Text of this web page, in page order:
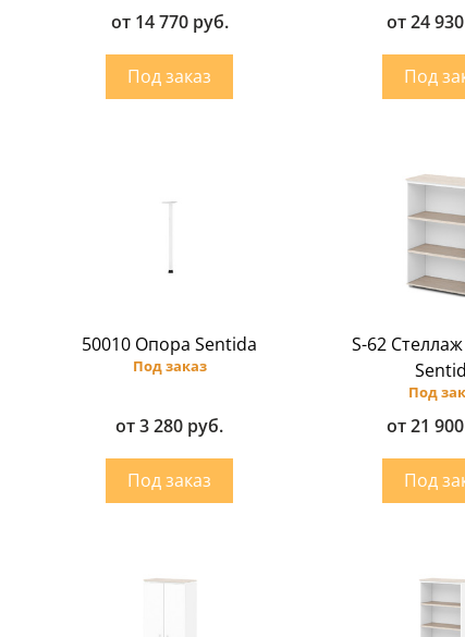
от 14 770 руб. от 24
50010 Опора Sentida
Под заказ
от 3 280 руб.
S-62
Под
от 21